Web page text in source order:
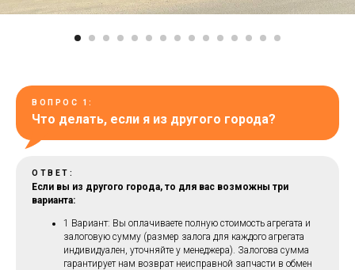
ВОПРОС 1:
Что делать, если я из другого города?
ОТВЕТ:
Если вы из другого города, то для вас возможны три
варианта:
1 Вариант: Вы оплачиваете полную стоимость агрегата и
залоговую сумму (размер залога для каждого агрегата
индивидуален, уточняйте у менеджера). Залогова сумма
гарантирует нам возврат неисправной запчасти в обмен